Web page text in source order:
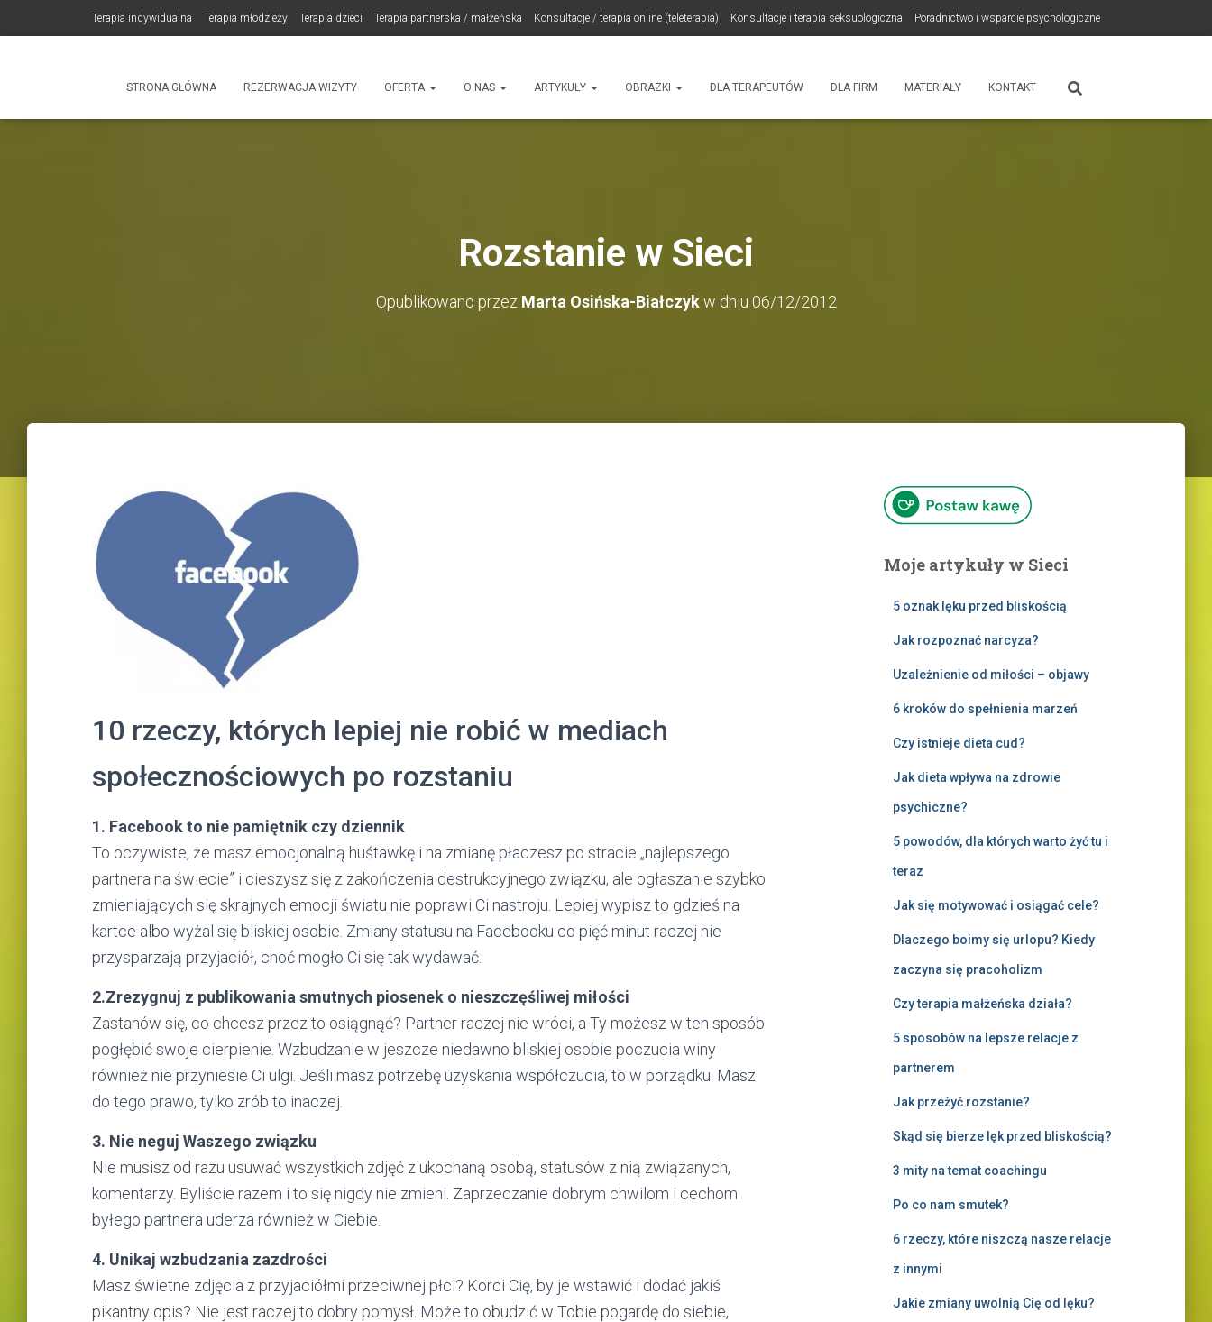
Terapia indywidualna Terapia młodzieży Terapia dzieci Terapia partnerska / małżeńska Konsultacje / terapia online (teleterapia) Konsultacje i terapia seksuologiczna Poradnictwo i wsparcie psychologiczne
ProduktySTRONA GŁÓWNA REZERWACJA WIZYTY OFERTA O NAS ARTYKUŁY OBRAZKI DLA TERAPEUTÓW DLA FIRM MATERIAŁY KONTAKT
Rozstanie w Sieci
Opublikowano przez Marta Osińska-Białczykw dniu 06/12/2012
10 rzeczy, których lepiej nie robić w mediach
społecznościowych po rozstaniu
1. Facebook to nie pamiętnik czy dziennik
To oczywiste, że masz emocjonalną huśtawkę i na zmianę płaczesz po stracie „najlepszego
partnera na świecie” i cieszysz się z zakończenia destrukcyjnego związku, ale ogłaszanie szybko
zmieniających się skrajnych emocji światu nie poprawi Ci nastroju. Lepiej wypisz to gdzieś na
kartce albo wyżal się bliskiej osobie. Zmiany statusu na Facebooku co pięć minut raczej nie
przysparzają przyjaciół, choć mogło Ci się tak wydawać.
2.Zrezygnuj z publikowania smutnych piosenek o nieszczęśliwej miłości
Zastanów się, co chcesz przez to osiągnąć? Partner raczej nie wróci, a Ty możesz w ten sposób
pogłębić swoje cierpienie. Wzbudzanie w jeszcze niedawno bliskiej osobie poczucia winy
również nie przyniesie Ci ulgi. Jeśli masz potrzebę uzyskania współczucia, to w porządku. Masz
do tego prawo, tylko zrób to inaczej.
3. Nie neguj Waszego związku
Nie musisz od razu usuwać wszystkich zdjęć z ukochaną osobą, statusów z nią związanych,
komentarzy. Byliście razem i to się nigdy nie zmieni. Zaprzeczanie dobrym chwilom i cechom
byłego partnera uderza również w Ciebie.
4. Unikaj wzbudzania zazdrości
Masz świetne zdjęcia z przyjaciółmi przeciwnej płci? Korci Cię, by je wstawić i dodać jakiś
pikantny opis? Nie jest raczej to dobry pomysł. Może to obudzić w Tobie pogardę do siebie,
Moje artykuły w Sieci
5 oznak lęku przed bliskością
Jak rozpoznać narcyza?
Uzależnienie od miłości – objawy
6 kroków do spełnienia marzeń
Czy istnieje dieta cud?
Jak dieta wpływa na zdrowie
psychiczne?
5 powodów, dla których warto żyć tu i
teraz
Jak się motywować i osiągać cele?
Dlaczego boimy się urlopu? Kiedy
zaczyna się pracoholizm
Czy terapia małżeńska działa?
5 sposobów na lepsze relacje z
partnerem
Jak przeżyć rozstanie?
Skąd się bierze lęk przed bliskością?
3 mity na temat coachingu
Po co nam smutek?
6 rzeczy, które niszczą nasze relacje
z innymi
Jakie zmiany uwolnią Cię od lęku?